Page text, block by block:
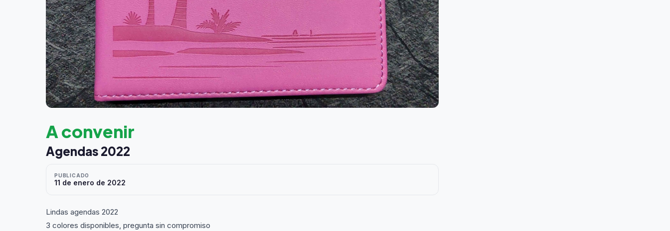
A convenir
Agendas 2022
PUBLICADO
11 de enero de 2022
Lindas agendas 2022
3 colores disponibles, pregunta sin compromiso